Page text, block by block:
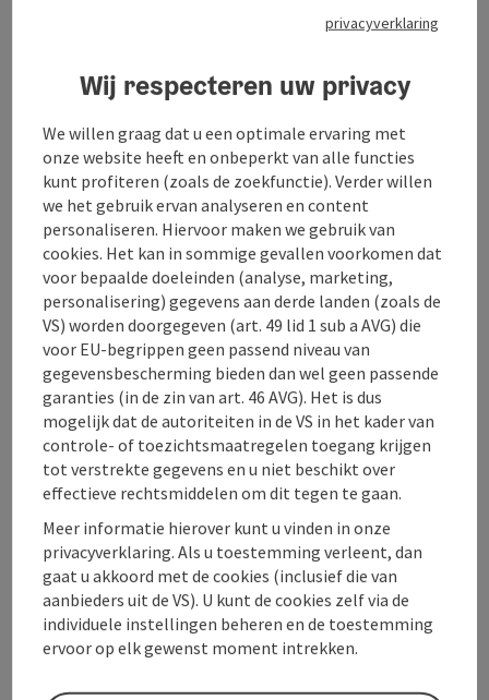
Andere categorieën of een korter/langer verblijf
Reserveren is mogelijk tot 10 dagen voor aankomst.
Verzorging
Ontbijt
Reisverloop/route
Laat ons weten op welke dag je de sneeuwschoenen
wilt huren!
Mogelijke aankomstdata
Dagelijkse aankomst mogelijk
Boeken/aanvragen
Prijs vanaf
€ 179,00 Per persoon
Te boeken vanaf 1 Persoon
Reisperiode (11.12.2026 - 06.03.2027)
Van
tot
11.12.2026
06.03.2027
privacyverklaring
Wij respecteren uw privacy
We willen graag dat u een optimale ervaring met
onze website heeft en onbeperkt van alle functies
kunt profiteren (zoals de zoekfunctie). Verder willen
we het gebruik ervan analyseren en content
personaliseren. Hiervoor maken we gebruik van
cookies. Het kan in sommige gevallen voorkomen dat
voor bepaalde doeleinden (analyse, marketing,
personalisering) gegevens aan derde landen (zoals de
VS) worden doorgegeven (art. 49 lid 1 sub a AVG) die
voor EU-begrippen geen passend niveau van
gegevensbescherming bieden dan wel geen passende
garanties (in de zin van art. 46 AVG). Het is dus
mogelijk dat de autoriteiten in de VS in het kader van
controle- of toezichtsmaatregelen toegang krijgen
tot verstrekte gegevens en u niet beschikt over
effectieve rechtsmiddelen om dit tegen te gaan.
Meer informatie hierover kunt u vinden in onze
privacyverklaring. Als u toestemming verleent, dan
gaat u akkoord met de cookies (inclusief die van
aanbieders uit de VS). U kunt de cookies zelf via de
individuele instellingen beheren en de toestemming
ervoor op elk gewenst moment intrekken.